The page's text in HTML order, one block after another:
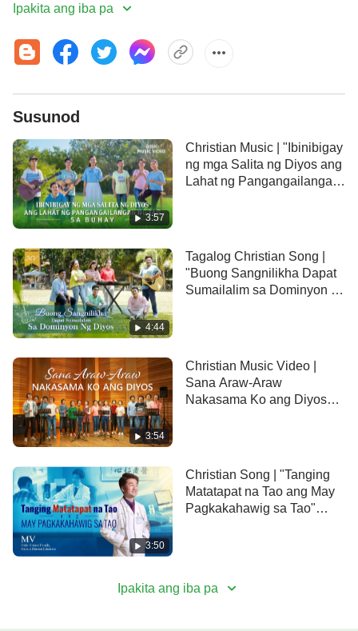
Ngayon ako'y muling humaharap sa aking Diyos.
Puso ko'y mangungusap
Iniwan ko na ang halaghag na nakaraan.
Biyaya Niyang Salita'y pinupuno ako ng kalugura't
kaligayahan.
Mahabagingsalita ng Diyos
ang kumandili't dumilig sa'king pagsibol.
Kanyang mahigpit na Salita
ang nagpalakas sa'kin upang muling bumangon.
Diyos, kami ngayo'y umaawit sa Iyo
nang dahil sa'Yong pagpapala.
Kami ngayo'y nagpupuri sa'Yo sapagkat kami'y
Makapangyarihang tunay na Diyos na umibig sa
amin!
Iniibig Ka namin! O Diyos! Talagang iniibig ka
Ipakita ang iba pa
Susunod
3:57
Christian Music | "Ibinibigay
ng mga Salita ng Diyos ang
Lahat ng Pangangailangan
4:44
Tagalog Christian Song |
"Buong Sangnilikha Dapat
Sumailalim sa Dominyon ng
3:54
Christian Music Video |
Sana Araw-Araw
Nakasama Ko ang Diyos
3:50
Christian Song | "Tanging
Matatapat na Tao ang May
Pagkakahawig sa Tao"
Ipakita ang iba pa